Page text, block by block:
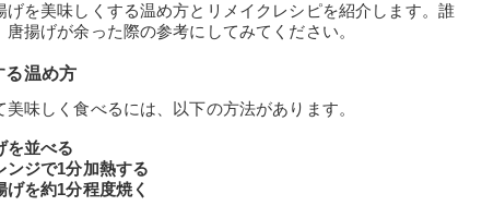
を美味しくする温め方とリメイクレシピを紹介します。誰
揚げが余った際の参考にしてみてください。
る温め方
味しく食べるには、以下の方法があります。
を並べる
ジで1分加熱する
を約1分程度焼く